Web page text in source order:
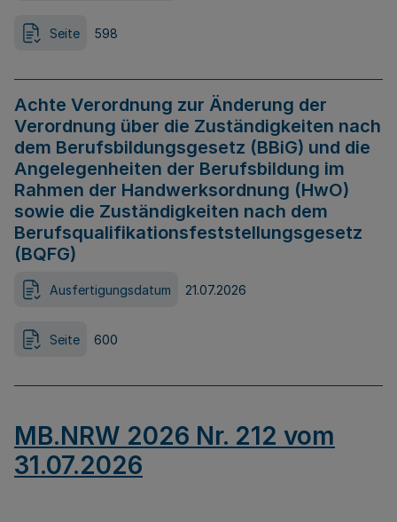
Seite 598
Achte Verordnung zur Änderung der
Verordnung über die Zuständigkeiten nach
dem Berufsbildungsgesetz (BBiG) und die
Angelegenheiten der Berufsbildung im
Rahmen der Handwerksordnung (HwO)
sowie die Zuständigkeiten nach dem
Berufsqualifikationsfeststellungsgesetz
(BQFG)
Ausfertigungsdatum 21.07.2026
Seite 600
MB.NRW 2026 Nr. 212 vom
31.07.2026